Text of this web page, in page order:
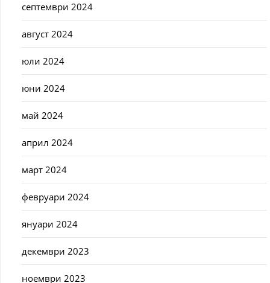
септември 2024
август 2024
юли 2024
юни 2024
май 2024
април 2024
март 2024
февруари 2024
януари 2024
декември 2023
ноември 2023